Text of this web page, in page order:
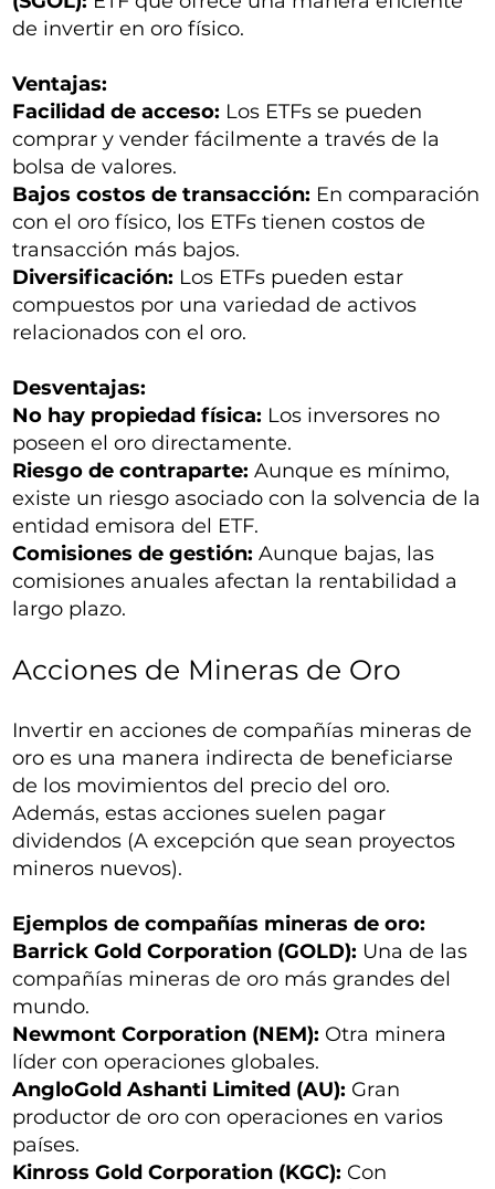
de invertir en oro físico.
Ventajas:
Facilidad de acceso: Los ETFs se pueden
comprar y vender fácilmente a través de la
bolsa de valores.
Bajos costos de transacción: En comparación
con el oro físico, los ETFs tienen costos de
transacción más bajos.
Diversificación: Los ETFs pueden estar
compuestos por una variedad de activos
relacionados con el oro.
Desventajas:
No hay propiedad física: Los inversores no
poseen el oro directamente.
Riesgo de contraparte: Aunque es mínimo,
existe un riesgo asociado con la solvencia de la
entidad emisora del ETF.
Comisiones de gestión: Aunque bajas, las
comisiones anuales afectan la rentabilidad a
largo plazo.
Acciones de Mineras de Oro
Invertir en acciones de compañías mineras de
oro es una manera indirecta de beneficiarse
de los movimientos del precio del oro.
Además, estas acciones suelen pagar
dividendos (A excepción que sean proyectos
mineros nuevos).
Ejemplos de compañías mineras de oro:
Barrick Gold Corporation (GOLD): Una de las
compañías mineras de oro más grandes del
mundo.
Newmont Corporation (NEM): Otra minera
líder con operaciones globales.
AngloGold Ashanti Limited (AU): Gran
productor de oro con operaciones en varios
países.
Kinross Gold Corporation (KGC): Con